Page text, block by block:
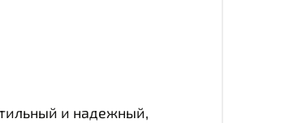
и надежный,